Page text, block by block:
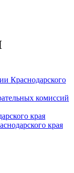
Краснодарского
комиссий
края
края